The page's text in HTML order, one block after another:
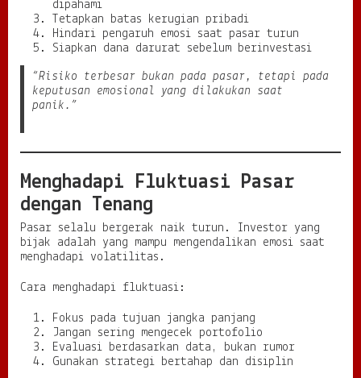
dipahami
Tetapkan batas kerugian pribadi
Hindari pengaruh emosi saat pasar turun
Siapkan dana darurat sebelum berinvestasi
“Risiko terbesar bukan pada pasar, tetapi pada
keputusan emosional yang dilakukan saat
panik.”
Menghadapi Fluktuasi Pasar
dengan Tenang
Pasar selalu bergerak naik turun. Investor yang
bijak adalah yang mampu mengendalikan emosi saat
menghadapi volatilitas.
Cara menghadapi fluktuasi:
Fokus pada tujuan jangka panjang
Jangan sering mengecek portofolio
Evaluasi berdasarkan data, bukan rumor
Gunakan strategi bertahap dan disiplin